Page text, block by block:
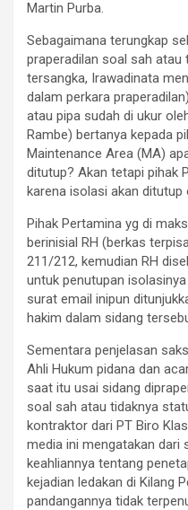
Martin Purba.
Sebagaimana terungkap
praperadilan soal sah atau
tersangka, Irawadinata
dalam perkara
atau pipa sudah di ukur
Rambe) bertanya kepada
Maintenance Area (MA)
ditutup? Akan tetapi pihak
karena isolasi akan ditutup
Pihak Pertamina yg di
berinisial RH (berkas
211/212, kemudian RH
untuk penutupan
surat email inipun
hakim dalam sidang
Sementara penjelasan
Ahli Hukum pidana dan
saat itu usai sidang
soal sah atau tidaknya
kontraktor dari PT Biro
media ini mengatakan dari
keahliannya tentang
kejadian ledakan di Kilang
pandangannya tidak